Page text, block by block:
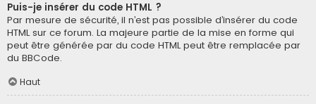
Puis-je insérer du code HTML ?
Par mesure de sécurité, il n’est pas possible d’insérer du code
HTML sur ce forum. La majeure partie de la mise en forme qui
peut être générée par du code HTML peut être remplacée par
du BBCode.
Haut